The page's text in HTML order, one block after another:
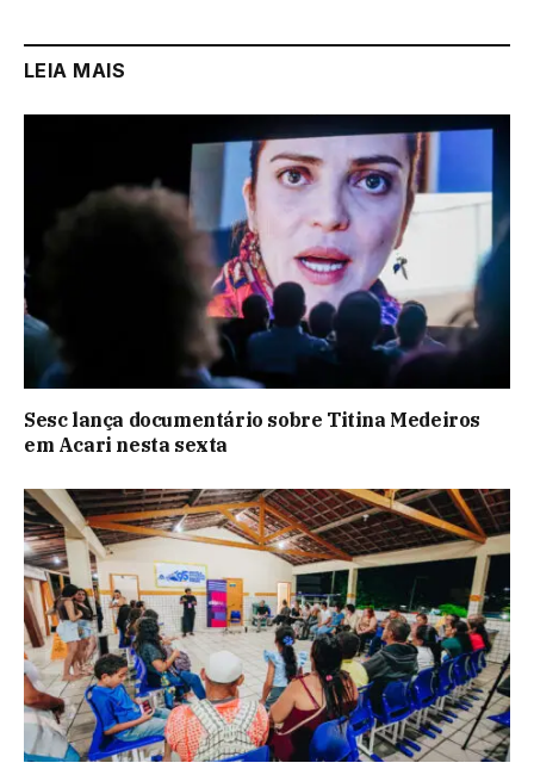
LEIA MAIS
Sesc lança documentário sobre Titina Medeiros
em Acari nesta sexta